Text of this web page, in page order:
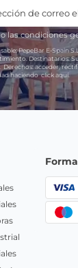
lascondiciones
PepeBar E-Spain
Destinatarios:
Derechos:acceder,
haciendoclick aquí.